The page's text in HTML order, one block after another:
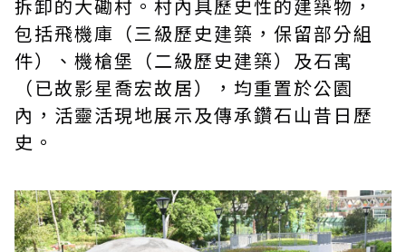
拆卸的大磡村。村內具歷史性的建築物，
包括飛機庫（三級歷史建築，保留部分組
件）、機槍堡（二級歷史建築）及石寓
（已故影星喬宏故居），均重置於公園
內，活靈活現地展示及傳承鑽石山昔日歷
史。